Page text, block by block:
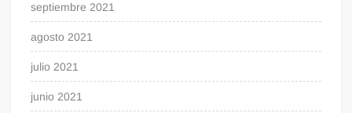
septiembre 2021
agosto 2021
julio 2021
junio 2021